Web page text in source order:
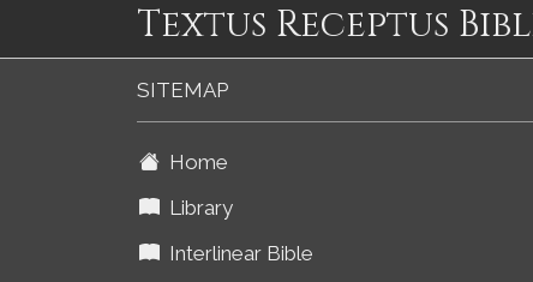
Textus Receptus
SITEMAP
Home
Library
Interlinear Bible